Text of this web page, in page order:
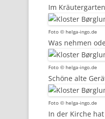
Im
Foto © helga-ingo.de
Was nehmen
Foto © helga-ingo.de
Schöne alte
Foto © helga-ingo.de
In der Kirche